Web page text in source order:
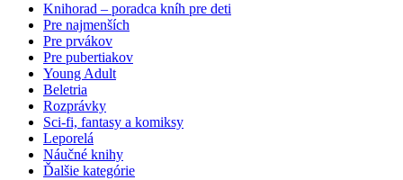
Knihorad – poradca kníh pre deti
Pre najmenších
Pre prvákov
Pre pubertiakov
Young Adult
Beletria
Rozprávky
Sci-fi, fantasy a komiksy
Leporelá
Náučné knihy
Ďalšie kategórie